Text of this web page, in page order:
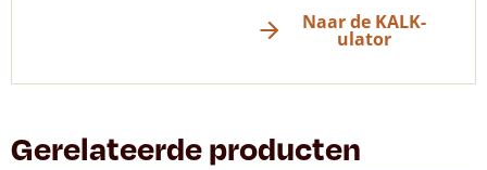
Naar de KALK-
ulator
Gerelateerde producten